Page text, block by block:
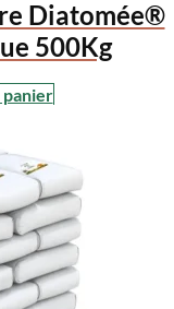
Diatomée®
500Kg